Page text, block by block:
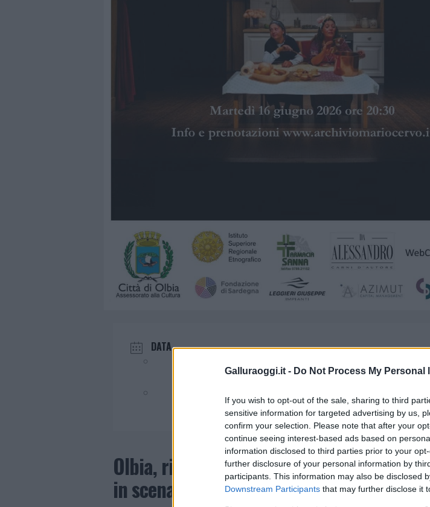
Galluraoggi.it - Do Not Process My Personal
If you wish to opt-out of the sale, sharing to third
sensitive information for targeted advertising by us,
confirm your selection. Please note that after your
continue seeing interest-based ads based on
information disclosed to third parties prior to your
further disclosure of your personal information by
participants. This information may also be disclosed
Downstream Participants that may further disclose it
DATA
Olbia, risate e tradizione all’Archivio
in scena una brillante commedia